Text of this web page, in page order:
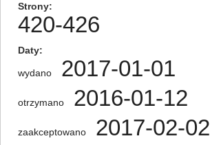
Strony
420-426
Daty
wydano 2017-01-01
otrzymano 2016-01-12
zaakceptowano 2017-02-02